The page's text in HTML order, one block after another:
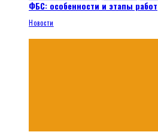
ФБС: особенности и этапы работ
Новости